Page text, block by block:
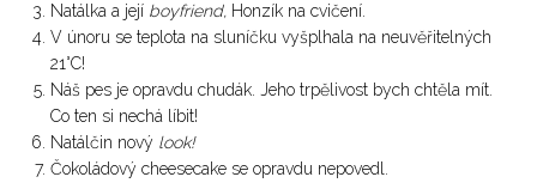
Natálka a její boyfriend, Honzík na cvičení.
V únoru se teplota na sluníčku vyšplhala na neuvěřitelných
21°C!
Náš pes je opravdu chudák. Jeho trpělivost bych chtěla mít.
Co ten si nechá líbit!
Natálčin nový look!
Čokoládový cheesecake se opravdu nepovedl.